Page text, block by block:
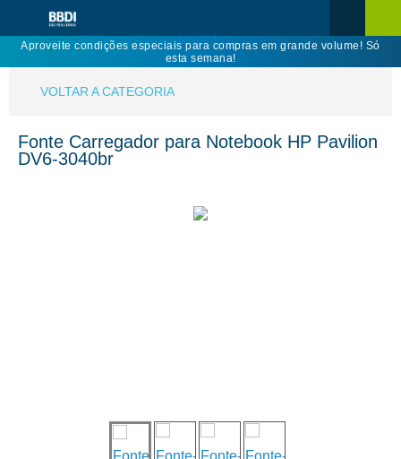
Aproveite condições especiais para compras em grande volume! Só
esta semana!
VOLTAR A CATEGORIA
Fonte Carregador para Notebook HP Pavilion
DV6-3040br